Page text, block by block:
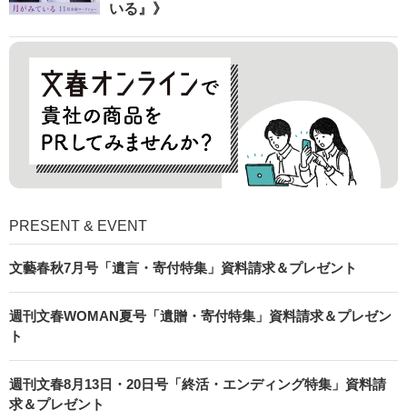
いる』》
PRESENT & EVENT
文藝春秋7月号「遺言・寄付特集」資料請求＆プレゼント
週刊文春WOMAN夏号「遺贈・寄付特集」資料請求＆プレゼン
ト
週刊文春8月13日・20日号「終活・エンディング特集」資料請
求＆プレゼント